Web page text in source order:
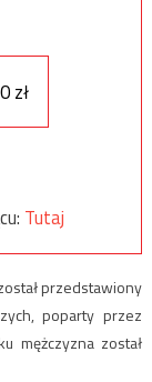
zł
Tutaj
przedstawiony
poparty przez
mężczyzna został